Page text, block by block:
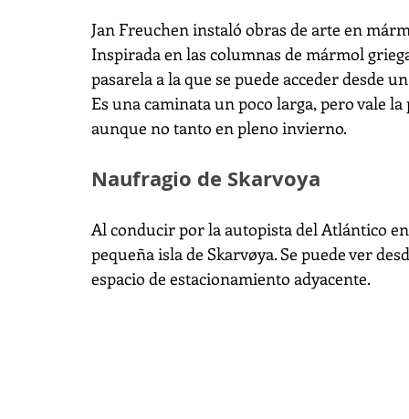
Jan Freuchen instaló obras de arte en
Inspirada en las columnas de mármol
pasarela a la que se puede acceder desde
Es una caminata un poco larga, pero vale
aunque no tanto en pleno invierno.
Naufragio de Skarvoya
Al conducir por la autopista del Atlántico
pequeña isla de Skarvøya. Se puede ver
espacio de estacionamiento adyacente.